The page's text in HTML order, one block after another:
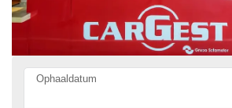
Ophaaldatum